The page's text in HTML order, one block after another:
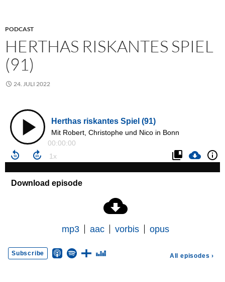
PODCAST
HERTHAS RISKANTES SPIEL
(91)
24. JULI 2022